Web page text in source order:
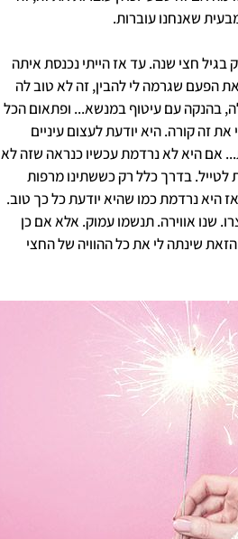
שאנחנו עוברות.
חצי שנה. עד אז הייתי נכנסת איתה
הפעם שגרמה לי להבין, זה לא טוב לה
בהנקה עם עיטוף במנשא... ופתאום הכל
זה קורה. היא יודעת לעצום עיניים
אם היא לא נרדמת עכשיו כנראה שזה לא
לטייל. בדרך כלל רק כששתינו מרפות
היא נרדמת כמו שהיא יודעת כל כך טוב.
שנו אווירה. תנשמו עמוק. אלא אם כן
שינתה לי את כל ההוויה של החצי